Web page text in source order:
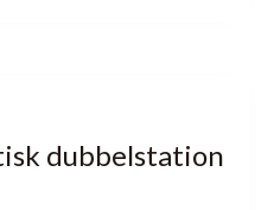
dubbelstation